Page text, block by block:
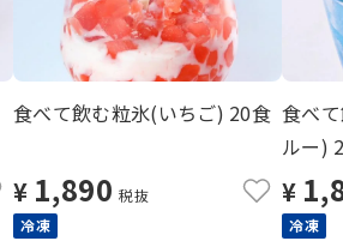
食べて飲む粒氷(いちご) 20食
¥ 1,890 税抜
冷凍
食べ
ルー)
¥
冷凍